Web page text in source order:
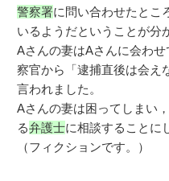
警察署に問い合わせたとこ
いるようだということが分
Aさんの妻はAさんに会わ
察官から「逮捕直後は会え
言われました。
Aさんの妻は困ってしまい
る弁護士に相談することに
（フィクションです。）